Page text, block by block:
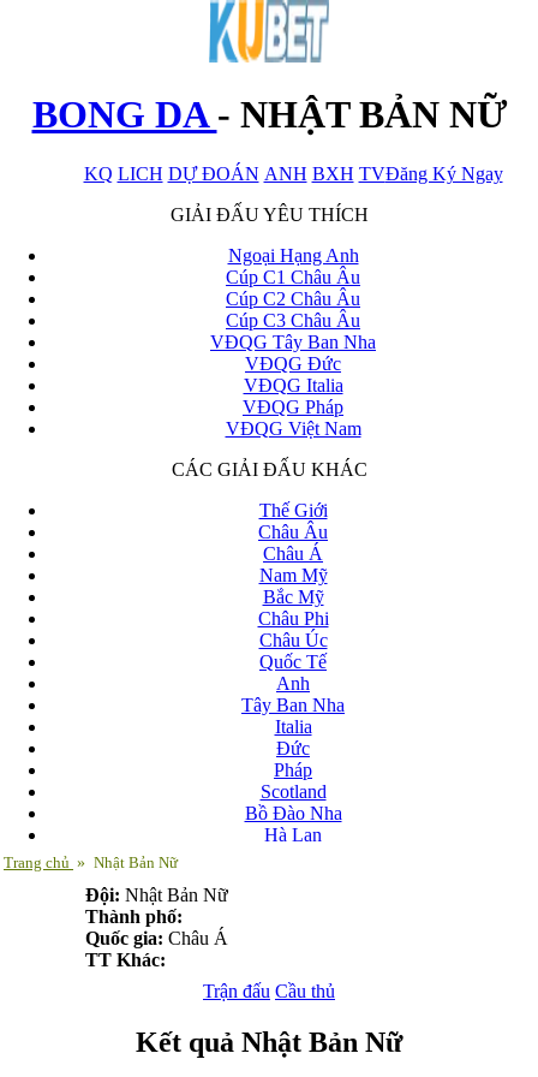
BONG DA- NHẬT BẢN NỮ
KQ LICH DỰ ĐOÁN ANH BXH TVĐăng Ký Ngay
x
GIẢI ĐẤU YÊU THÍCH
Ngoại Hạng Anh
Cúp C1 Châu Âu
Cúp C2 Châu Âu
Cúp C3 Châu Âu
VĐQG Tây Ban Nha
VĐQG Đức
VĐQG Italia
VĐQG Pháp
VĐQG Việt Nam
CÁC GIẢI ĐẤU KHÁC
Thế Giới
Châu Âu
Châu Á
Nam Mỹ
Bắc Mỹ
Châu Phi
Châu Úc
Quốc Tế
Anh
Tây Ban Nha
Italia
Đức
Pháp
Scotland
Bồ Đào Nha
Hà Lan
Belarus
Bosnia-Herzgovina
Bulgary
Bắc Ireland
Trang chủ » Nhật Bản Nữ
Đội: Nhật Bản Nữ
Thành phố:
Quốc gia: Châu Á
TT Khác:
Trận đấu Cầu thủ
Kết quả Nhật Bản Nữ